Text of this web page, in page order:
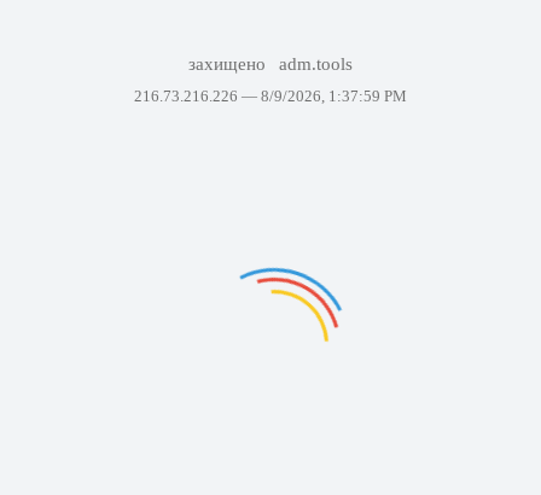
захищено adm.tools
216.73.216.226 — 8/9/2026, 1:37:59 PM